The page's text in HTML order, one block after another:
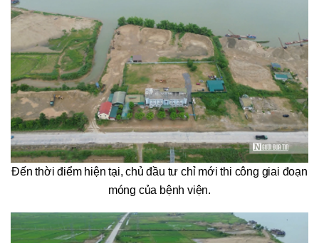
Đến thời điểm hiện tại, chủ đầu tư chỉ mới thi công giai đoạn
móng của bệnh viện.